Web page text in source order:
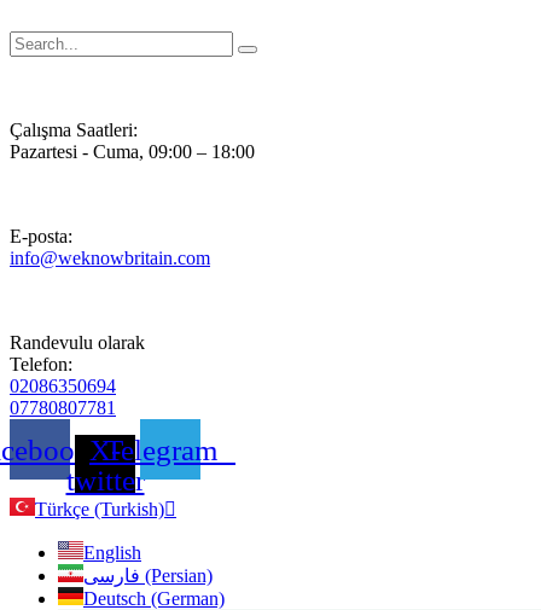
atla
Çalışma Saatleri:
Pazartesi - Cuma, 09:00 – 18:00
E-posta:
info@weknowbritain.com
Randevulu olarak
Telefon:
02086350694
07780807781
X-
twitter
Telegram
Türkçe (Turkish)
English
فارسی (Persian)
Deutsch (German)